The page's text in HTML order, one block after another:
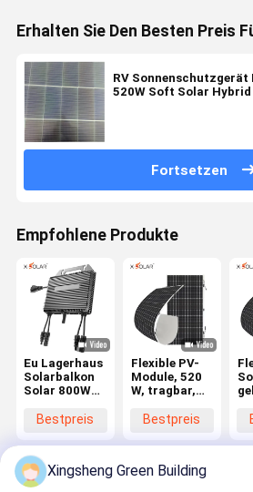
Erhalten Sie Den Besten Preis
RV
520W Soft Solar Hybrid
Fortsetzen
Empfohlene Produkte
Eu Lagerhaus
Solarbalkon
Solar 800W
Kraftwerk Kit
Speicher
Bestpreis
Flexible PV-
Module, 520
W, tragbar,
dünnschichtig,
Solarzellen-
monokristallines
Bestpreis
Xingsheng Green Building